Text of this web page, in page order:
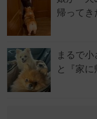
帰って
まるで
と『家